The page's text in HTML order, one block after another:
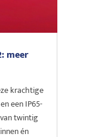
meer
krachtige
een IP65-
twintig
én